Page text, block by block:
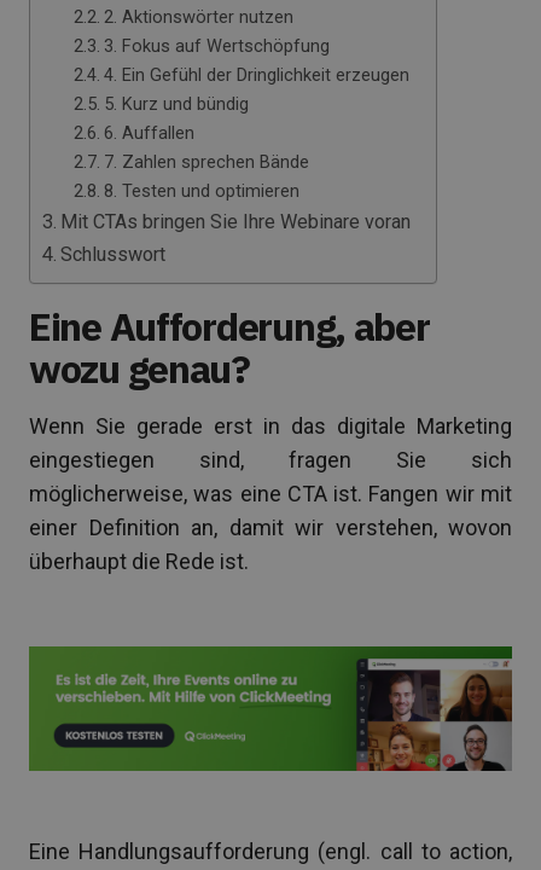
2. Aktionswörter nutzen
3. Fokus auf Wertschöpfung
4. Ein Gefühl der Dringlichkeit erzeugen
5. Kurz und bündig
6. Auffallen
7. Zahlen sprechen Bände
8. Testen und optimieren
Mit CTAs bringen Sie Ihre Webinare voran
Schlusswort
Eine Aufforderung, aber
wozu genau?
Wenn Sie gerade erst in das digitale Marketing
eingestiegen sind, fragen Sie sich
möglicherweise, was eine CTA ist. Fangen wir mit
einer Definition an, damit wir verstehen, wovon
überhaupt die Rede ist.
Eine Handlungsaufforderung (engl. call to action,